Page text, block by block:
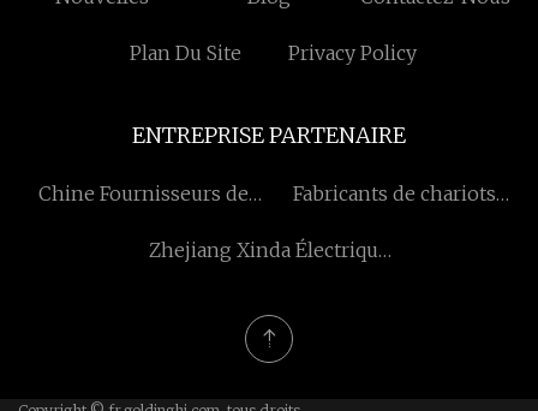
Plan Du Site Privacy Policy
ENTREPRISE PARTENAIRE
Chine Fournisseurs de
Fabricants de chariots
rayonnement,
Zhejiang Xinda Électrique